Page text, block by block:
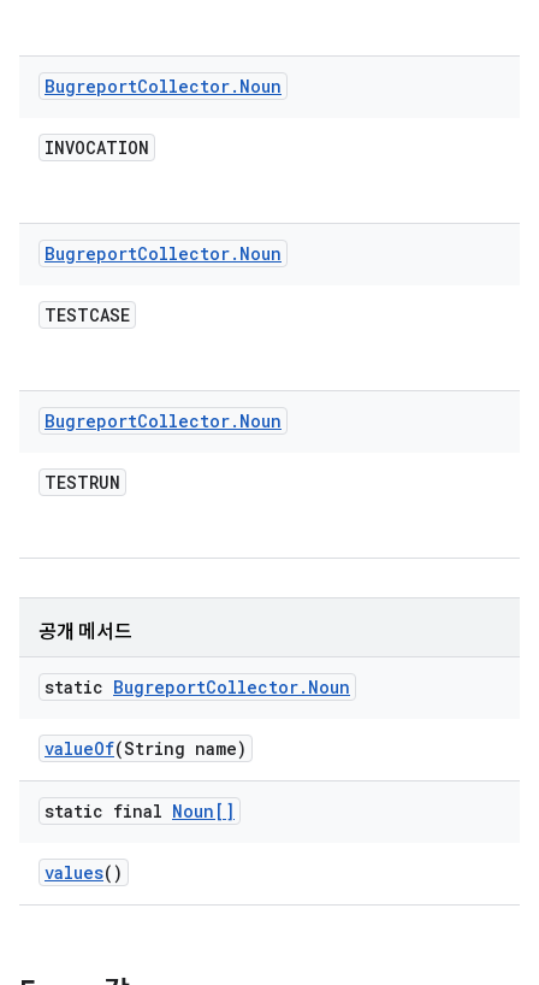
BugreportCollector. Noun
INVOCATION
BugreportCollector. Noun
TESTCASE
BugreportCollector. Noun
TESTRUN
공개 메서드
static BugreportCollector. Noun
valueOf(String name)
static final Noun[]
values()